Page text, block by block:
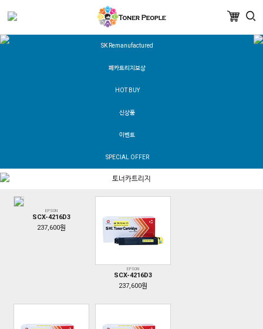
SK Remanufactured
폐카트리지보상
HOT BUY
신상품
이벤트
SPECIAL OFFER
토너카트리지
EPSON
SCX-4216D3
237,600원
EPSON
SCX-4216D3
237,600원